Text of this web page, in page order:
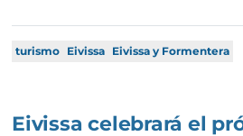
turismo Eivissa Eivissa y Formentera
Eivissa celebrará el